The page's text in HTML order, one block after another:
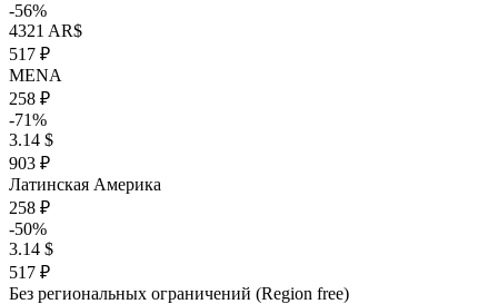
-56%
4321 AR$
517 ₽
MENA
258 ₽
-71%
3.14 $
903 ₽
Латинская Америка
258 ₽
-50%
3.14 $
517 ₽
Без региональных ограничений (Region free)